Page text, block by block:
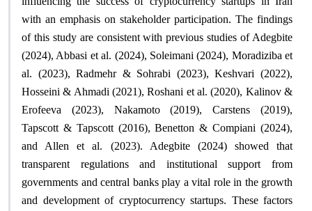
with an emphasis on stakeholder participation. The findings
of this study are consistent with previous studies of Adegbite
(2024), Abbasi et al. (2024), Soleimani (2024), Moradiziba et
al. (2023), Radmehr & Sohrabi (2023), Keshvari (2022),
Hosseini & Ahmadi (2021), Roshani et al. (2020), Kalinov &
Erofeeva (2023), Nakamoto (2019), Carstens (2019),
Tapscott & Tapscott (2016), Benetton & Compiani (2024),
and Allen et al. (2023). Adegbite (2024) showed that
transparent regulations and institutional support from
governments and central banks play a vital role in the growth
and development of cryptocurrency startups. These factors